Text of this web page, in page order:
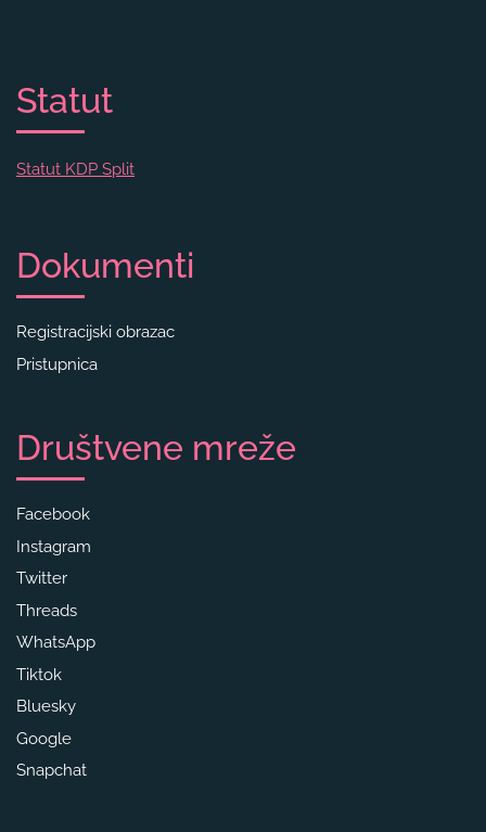
Statut
Statut KDP Split
Dokumenti
Registracijski obrazac
Pristupnica
Društvene mreže
Facebook
Instagram
Twitter
Threads
WhatsApp
Tiktok
Bluesky
Google
Snapchat